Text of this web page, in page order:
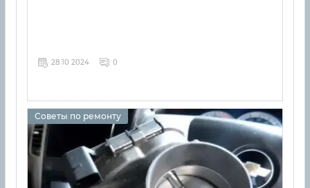
28 10 2024 0
Советы по ремонту